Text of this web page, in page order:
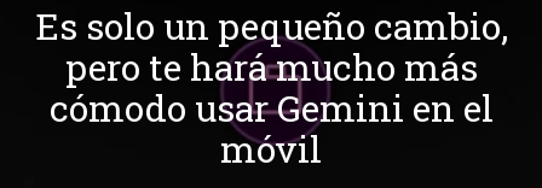
Es solo un pequeño cambio,
pero te hará mucho más
cómodo usar Gemini en el
móvil